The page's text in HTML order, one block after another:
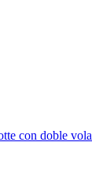
con doble